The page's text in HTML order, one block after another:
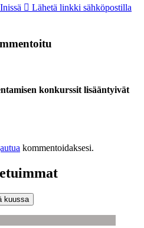
Lähetä linkki sähköpostilla
konkurssit lisääntyivät
kommentoidaksesi.
kuussa